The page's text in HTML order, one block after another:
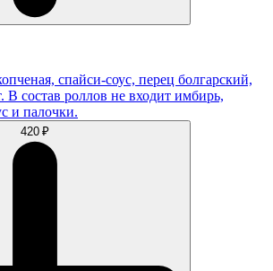
спайси-соус, перец болгарский,
состав роллов не входит имбирь,
и палочки.
420 ₽